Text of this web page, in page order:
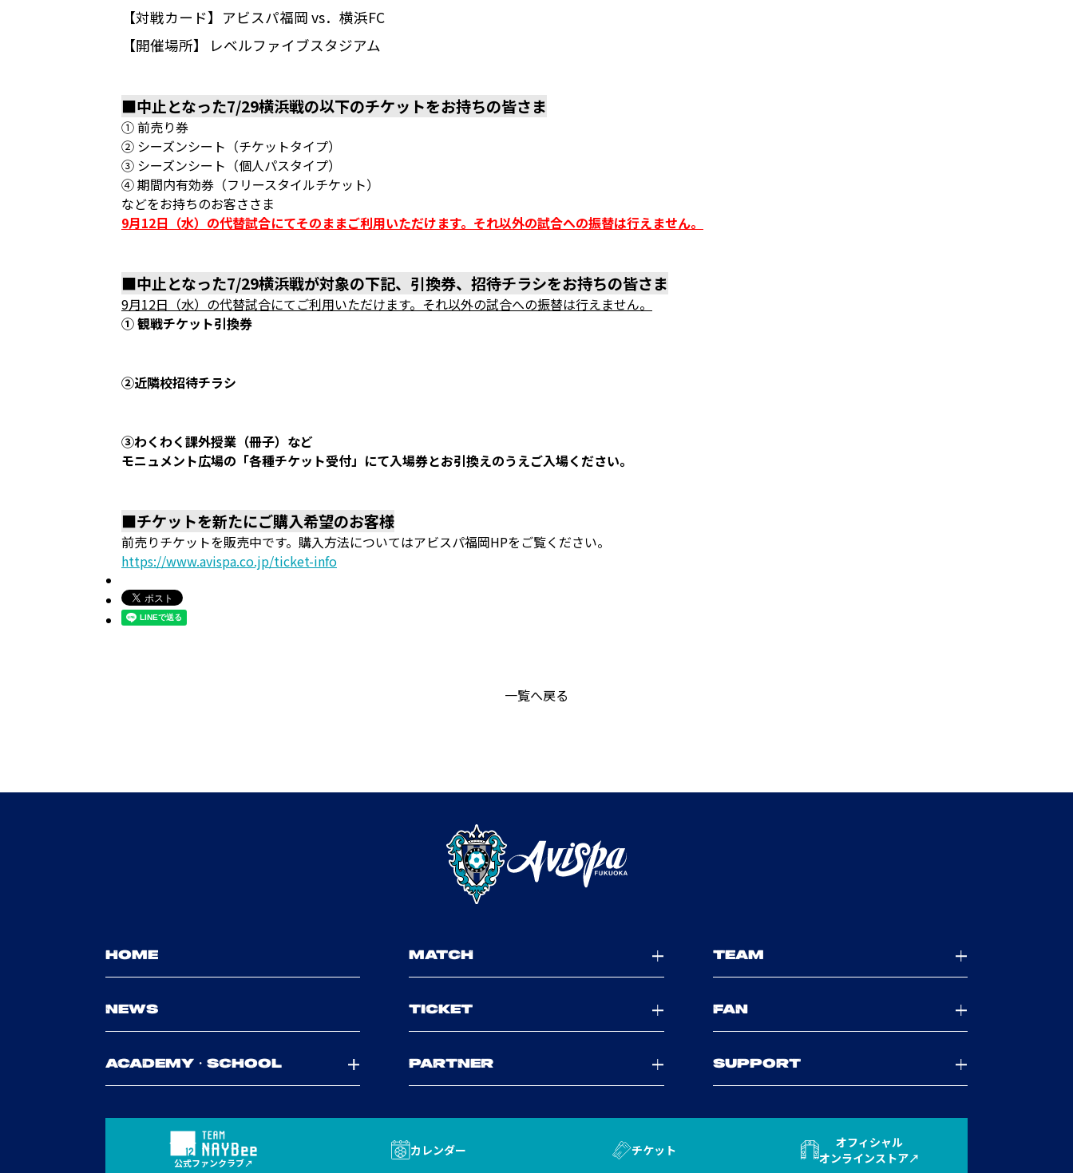
【対戦カード】 アビスパ福岡 vs．横浜FC
【開催場所】
レベルファイブスタジアム
■中止となった7/29横浜戦の以下のチケットをお持ちの皆さま
① 前売り券
② シーズンシート（チケットタイプ）
③ シーズンシート（個人パスタイプ）
④ 期間内有効券（フリースタイルチケット）
などをお持ちのお客ささま
9月12日（水）の代替試合にてそのままご利用いただけます。それ以外の試合への振替は行えません。
■中止となった7/29横浜戦が対象の下記、引換券、招待チラシをお持ちの皆さま
9月12日（水）の代替試合にてご利用いただけます。それ以外の試合への振替は行えません。
① 観戦チケット引換券
②近隣校招待チラシ
③わくわく課外授業（冊子）など
モニュメント広場の「各種チケット受付」にて入場券とお引換えのうえご入場ください。
■チケットを新たにご購入希望のお客様
前売りチケットを販売中です。購入方法についてはアビスパ福岡HPをご覧ください。
https://www.avispa.co.jp/ticket-info
一覧へ戻る
HOME MATCH TEAM
NEWS TICKET FAN
ACADEMY・SCHOOL PARTNER SUPPORT
公式ファンクラブ
カレンダー チケット
オフィシャル
オンラインストア